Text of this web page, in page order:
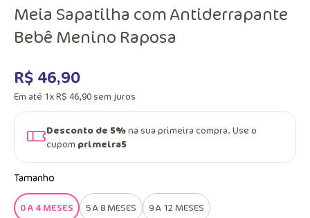
Meia Sapatilha com Antiderrapante
Bebê Menino Raposa
R$ 46,90
Em até 1xR$ 46,90 sem juros
Desconto de 5%na sua primeira compra. Use o
cupom primeira5
Tamanho
0 A 4 MESES 5 A 8 MESES 9 A 12 MESES